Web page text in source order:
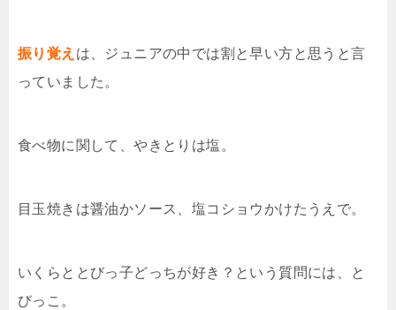
振り覚え は、ジュニアの中では割と早い方と思うと言
っていました。
食べ物に関して、やきとりは塩。
目玉焼きは醤油かソース、塩コショウかけたうえで。
いくらととびっ子どっちが好き？という質問には、と
びっこ。